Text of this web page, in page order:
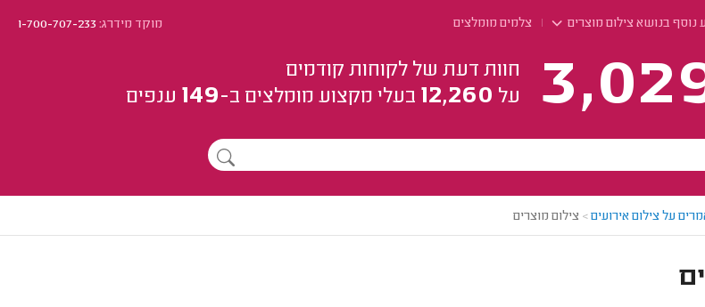
נוסף בנושא צילום מוצרים צלמים מומלצים מוקד מידרג:1-700-707-233
חוות דעת של לקוחות קודמים
על 12,260 בעלי מקצוע מומלצים ב-149 ענפים
על צילום אירועים> צילום מוצרים